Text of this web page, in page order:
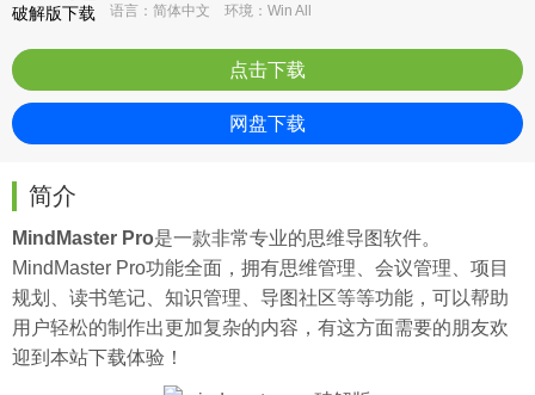
语言：简体中文 环境：Win All
点击下载
网盘下载
简介
MindMaster Pro是一款非常专业的思维导图软件。
MindMaster Pro功能全面，拥有思维管理、会议管理、项目
规划、读书笔记、知识管理、导图社区等等功能，可以帮助
用户轻松的制作出更加复杂的内容，有这方面需要的朋友欢
迎到本站下载体验！